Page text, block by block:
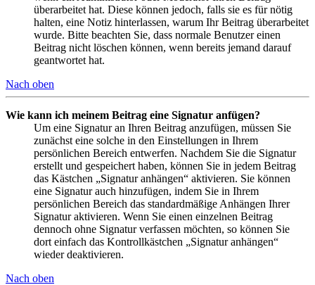
überarbeitet hat. Diese können jedoch, falls sie es für nötig
halten, eine Notiz hinterlassen, warum Ihr Beitrag überarbeitet
wurde. Bitte beachten Sie, dass normale Benutzer einen
Beitrag nicht löschen können, wenn bereits jemand darauf
geantwortet hat.
Nach oben
Wie kann ich meinem Beitrag eine Signatur anfügen?
Um eine Signatur an Ihren Beitrag anzufügen, müssen Sie
zunächst eine solche in den Einstellungen in Ihrem
persönlichen Bereich entwerfen. Nachdem Sie die Signatur
erstellt und gespeichert haben, können Sie in jedem Beitrag
das Kästchen „Signatur anhängen“ aktivieren. Sie können
eine Signatur auch hinzufügen, indem Sie in Ihrem
persönlichen Bereich das standardmäßige Anhängen Ihrer
Signatur aktivieren. Wenn Sie einen einzelnen Beitrag
dennoch ohne Signatur verfassen möchten, so können Sie
dort einfach das Kontrollkästchen „Signatur anhängen“
wieder deaktivieren.
Nach oben